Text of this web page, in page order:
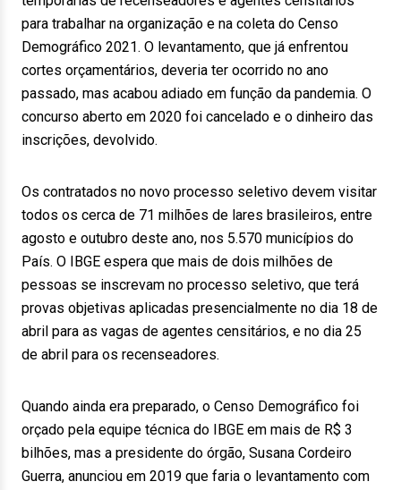
para trabalhar na organização e na coleta do Censo
Demográfico 2021. O levantamento, que já enfrentou
cortes orçamentários, deveria ter ocorrido no ano
passado, mas acabou adiado em função da pandemia. O
concurso aberto em 2020 foi cancelado e o dinheiro das
inscrições, devolvido.
Os contratados no novo processo seletivo devem visitar
todos os cerca de 71 milhões de lares brasileiros, entre
agosto e outubro deste ano, nos 5.570 municípios do
País. O IBGE espera que mais de dois milhões de
pessoas se inscrevam no processo seletivo, que terá
provas objetivas aplicadas presencialmente no dia 18 de
abril para as vagas de agentes censitários, e no dia 25
de abril para os recenseadores.
Quando ainda era preparado, o Censo Demográfico foi
orçado pela equipe técnica do IBGE em mais de R$ 3
bilhões, mas a presidente do órgão, Susana Cordeiro
Guerra, anunciou em 2019 que faria o levantamento com